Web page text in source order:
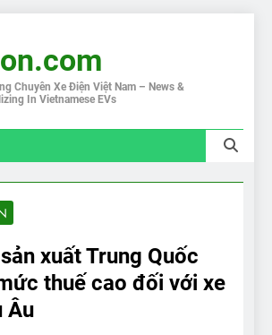
Chuyên Xe Điện Việt Nam – News &
In Vietnamese EVs
xuất Trung Quốc
thuế cao đối với xe
Âu